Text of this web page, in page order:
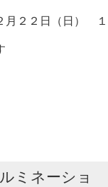
月２２日（日） １
ミネーショ